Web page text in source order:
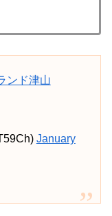
ンド津山
January